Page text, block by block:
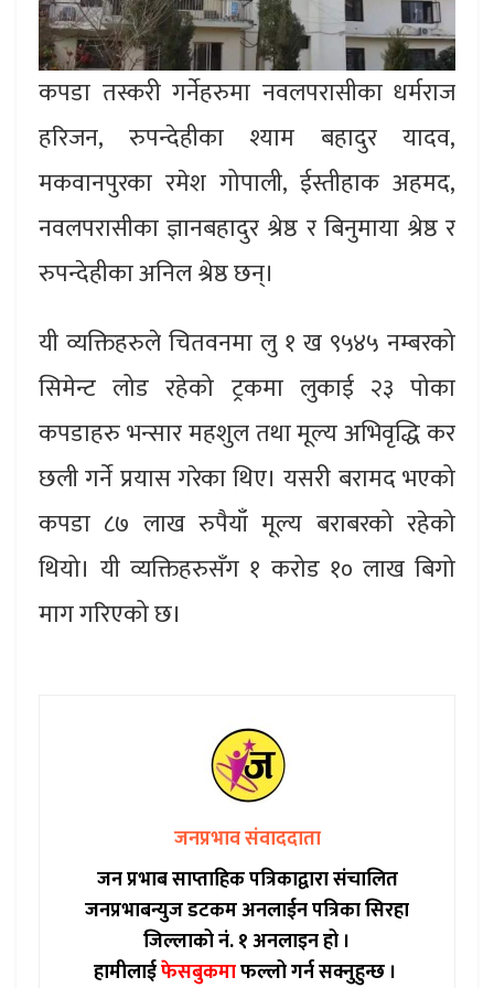
कपडा तस्करी गर्नेहरुमा नवलपरासीका धर्मराज
हरिजन, रुपन्देहीका श्याम बहादुर यादव,
मकवानपुरका रमेश गोपाली, ईस्तीहाक अहमद,
नवलपरासीका ज्ञानबहादुर श्रेष्ठ र बिनुमाया श्रेष्ठ र
रुपन्देहीका अनिल श्रेष्ठ छन्।
यी व्यक्तिहरुले चितवनमा लु १ ख ९५४५ नम्बरको
सिमेन्ट लोड रहेको ट्रकमा लुकाई २३ पोका
कपडाहरु भन्सार महशुल तथा मूल्य अभिवृद्धि कर
छली गर्ने प्रयास गरेका थिए। यसरी बरामद भएको
कपडा ८७ लाख रुपैयाँ मूल्य बराबरको रहेको
थियो। यी व्यक्तिहरुसँग १ करोड १० लाख बिगो
माग गरिएको छ।
जनप्रभाव संवाददाता
जन प्रभाब साप्ताहिक पत्रिकाद्वारा संचालित
जनप्रभाबन्युज डटकम अनलाईन पत्रिका सिरहा
जिल्लाको नं. १ अनलाइन हो ।
हामीलाईफेसबुकमाफल्लो गर्न सक्नुहुन्छ ।